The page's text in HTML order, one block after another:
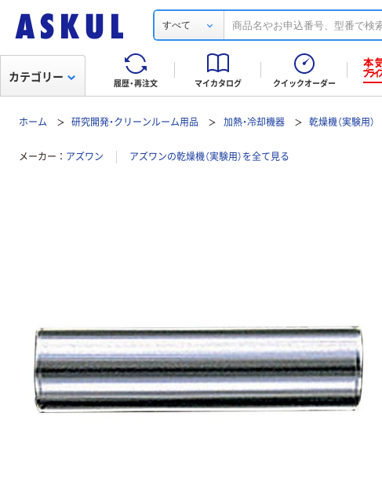
すべて
履歴・再注文 マイカタログ クイックオーダー
カテゴリー
ホーム 研究開発・クリーンルーム用品 加熱・冷却機器 乾燥機（実験用）
メーカー アズワン アズワンの乾燥機（実験用）を全て見る